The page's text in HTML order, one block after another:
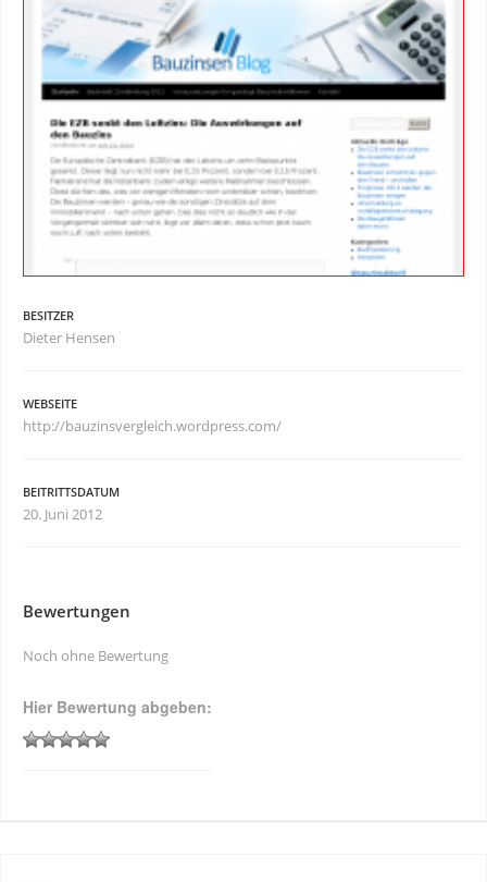
BESITZER
Dieter Hensen
WEBSEITE
http://bauzinsvergleich.wordpress.com/
BEITRITTSDATUM
20. Juni 2012
Bewertungen
Noch ohne Bewertung
Hier Bewertung abgeben: